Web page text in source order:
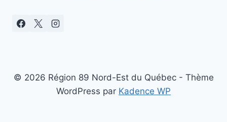
© 2026 Région 89 Nord-Est du Québec - Thème
WordPress par Kadence WP